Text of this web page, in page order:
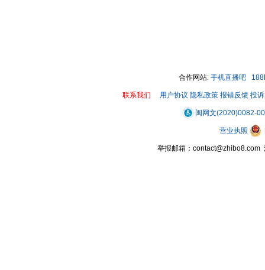
合作网站: 手机直播吧
联系我们 用户协议 隐私政策 报错反馈 投
闽网文(2020)0082-
营业执照
举报邮箱：